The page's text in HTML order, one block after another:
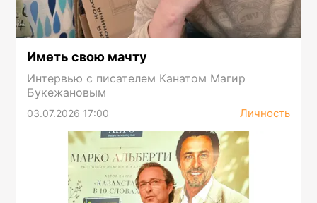
Иметь свою мачту
Интервью с писателем Канатом Магир
Букежановым
03.07.2026 17:00 Личность